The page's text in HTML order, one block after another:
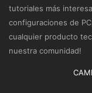
tutoriales más
configuraciones de
cualquier producto
nuestra comunidad!